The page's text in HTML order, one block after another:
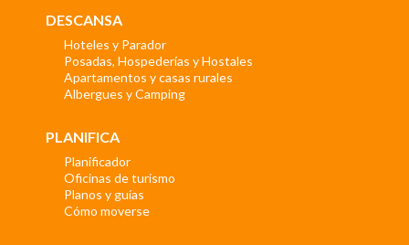
DESCANSA
Hoteles y Parador
Posadas, Hospederías y Hostales
Apartamentos y casas rurales
Albergues y Camping
PLANIFICA
Planificador
Oficinas de turismo
Planos y guías
Cómo moverse